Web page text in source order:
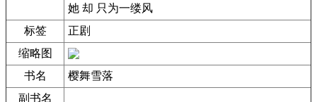
她 却 只为一缕风
标签
正剧
缩略图
书名
樱舞雪落
副书名